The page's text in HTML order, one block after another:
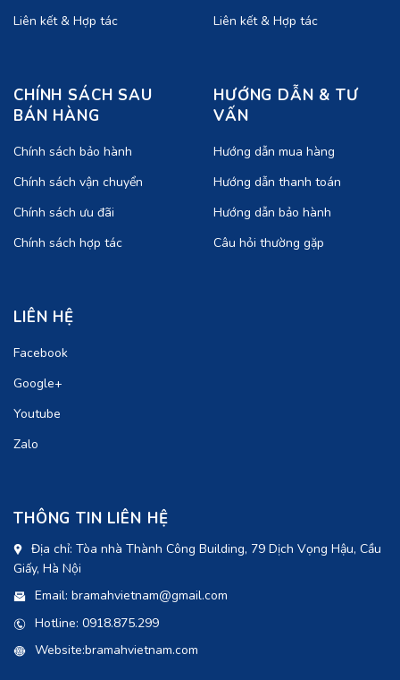
Liên kết & Hợp tác
Liên kết & Hợp tác
CHÍNH SÁCH SAU
BÁN HÀNG
Chính sách bảo hành
Chính sách vận chuyển
Chính sách ưu đãi
Chính sách hợp tác
HƯỚNG DẪN & TƯ
VẤN
Hướng dẫn mua hàng
Hướng dẫn thanh toán
Hướng dẫn bảo hành
Câu hỏi thường gặp
LIÊN HỆ
Facebook
Google+
Youtube
Zalo
THÔNG TIN LIÊN HỆ
Địa chỉ: Tòa nhà Thành Công Building, 79 Dịch Vọng Hậu, Cầu
Giấy, Hà Nội
Email: bramahvietnam@gmail.com
Hotline: 0918.875.299
Website:bramahvietnam.com